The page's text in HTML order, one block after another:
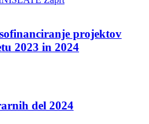
projektov
2023 in 2024
del 2024